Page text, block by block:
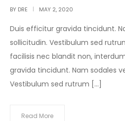
BY DRE MAY 2, 2020
Duis efficitur gravida tincidunt.
sollicitudin. Vestibulum sed
facilisis nec blandit non,
gravida tincidunt. Nam sodales
Vestibulum sed rutrum […]
Read More